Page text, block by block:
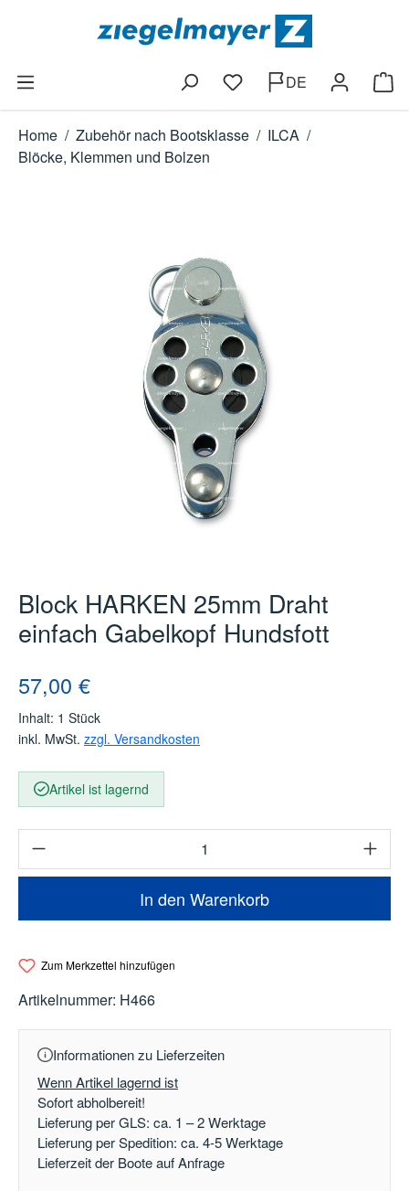
Zum Hauptinhalt springen
Du hast 0 Produkte auf
DE
Home / Zubehör nach Bootsklasse / ILCA /
Blöcke, Klemmen und Bolzen
Block HARKEN 25mm Draht
einfach Gabelkopf Hundsfott
Regulärer Preis:
57,00 €
Inhalt: 1 Stück
inkl. MwSt. zzgl. Versandkosten
Artikel ist lagernd
Produkt Anzahl: Gib den gewünschten
In den Warenkorb
Zum Merkzettel hinzufügen
Artikelnummer: H466
Informationen zu Lieferzeiten
Wenn Artikel lagernd ist
Sofort abholbereit!
Lieferung per GLS: ca. 1 – 2 Werktage
Lieferung per Spedition: ca. 4-5 Werktage
Lieferzeit der Boote auf Anfrage